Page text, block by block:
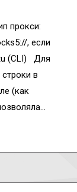
прокси:
, если
(CLI) Для
в
(как